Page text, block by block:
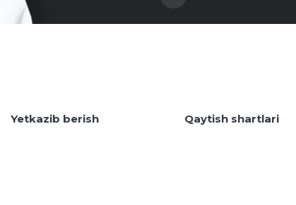
Yetkazib berish Qaytish shartlari